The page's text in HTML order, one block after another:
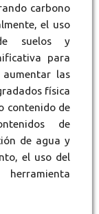
carbono
el uso
suelos y
para
las
física
contenido de
de
de agua y
el uso del